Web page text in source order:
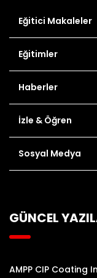
Eğitici Makaleler
Eğitimler
Haberler
İzle & Öğren
Sosyal Medya
GÜNCEL
AMPP CIP Coating